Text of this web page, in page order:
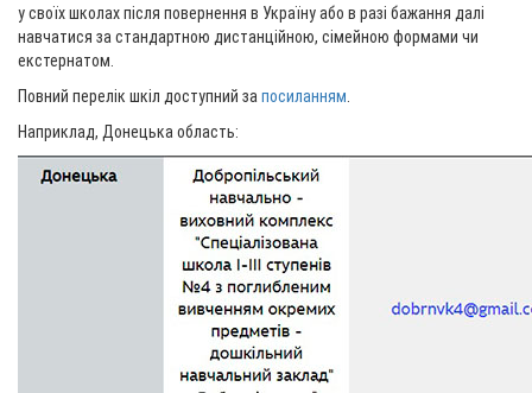
у своїх школах після повернення в Україну або в разі бажання далі
навчатися за стандартною дистанційною, сімейною формами чи
екстернатом.
Повний перелік шкіл доступний за посиланням
Наприклад, Донецька область: